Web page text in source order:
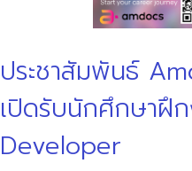
ประชาสัมพันธ์
เปิดรับนักศึกษาฝึ
Developer